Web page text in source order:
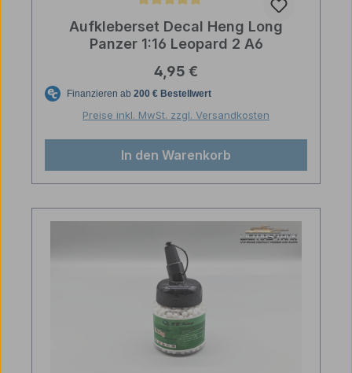
Durchschnittliche Bewertung von 5 von 5 Sternen
Aufkleberset Decal Heng Long
Panzer 1:16 Leopard 2 A6
Regulärer Preis:
4,95 €
Preise inkl. MwSt. zzgl. Versandkosten
In den Warenkorb